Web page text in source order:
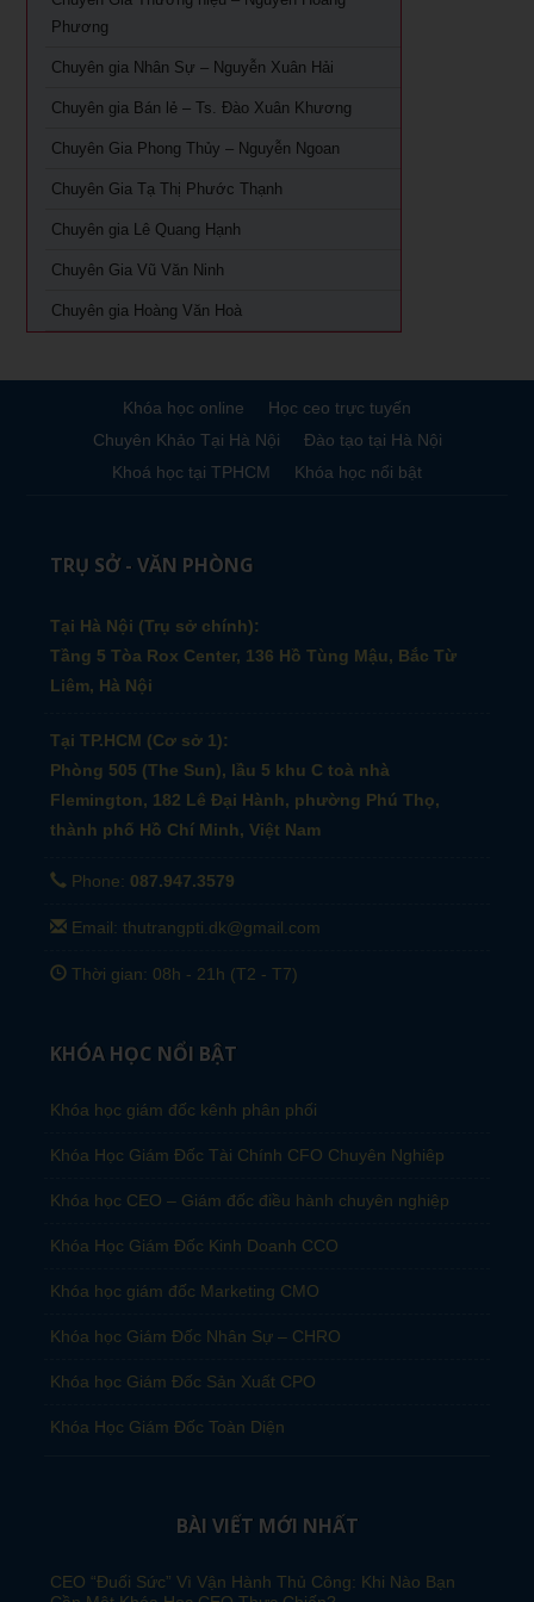
Khóa Học Giám Đốc Tài Chính tại TPHCM
Khóa học Giám Đốc Nhân Sự tại TPHCM
Khoá Học Giám Đốc Kinh Doanh tại TPHCM
Phương
Chuyên gia Nhân Sự – Nguyễn Xuân Hải
Chuyên gia Bán lẻ – Ts. Đào Xuân Khương
Chuyên Gia Phong Thủy – Nguyễn Ngoan
Chuyên Gia Tạ Thị Phước Thạnh
Chuyên gia Lê Quang Hạnh
Chuyên Gia Vũ Văn Ninh
Chuyên gia Hoàng Văn Hoà
Khóa học online
Học ceo trực tuyến
Chuyên Khảo Tại Hà Nội
Đào tạo tại Hà Nội
Khoá học tại TPHCM
Khóa học nổi bật
TRỤ SỞ - VĂN PHÒNG
Tại Hà Nội (Trụ sở chính):
Tầng 5 Tòa Rox Center, 136 Hồ Tùng Mậu, Bắc Từ
Liêm, Hà Nội
Tại TP.HCM (Cơ sở 1):
Phòng 505 (The Sun), lầu 5 khu C toà nhà
Flemington, 182 Lê Đại Hành, phường Phú Thọ,
thành phố Hồ Chí Minh, Việt Nam
Phone: 087.947.3579
Email: thutrangpti.dk@gmail.com
Thời gian: 08h - 21h (T2 - T7)
KHÓA HỌC NỔI BẬT
Khóa học giám đốc kênh phân phối
Khóa Học Giám Đốc Tài Chính CFO Chuyên Nghiêp
Khóa học CEO – Giám đốc điều hành chuyên nghiệp
Khóa Học Giám Đốc Kinh Doanh CCO
Khóa học giám đốc Marketing CMO
Khóa học Giám Đốc Nhân Sự – CHRO
Khóa học Giám Đốc Sản Xuất CPO
Khóa Học Giám Đốc Toàn Diện
BÀI VIẾT MỚI NHẤT
CEO “Đuối Sức” Vì Vận Hành Thủ Công: Khi Nào Bạn